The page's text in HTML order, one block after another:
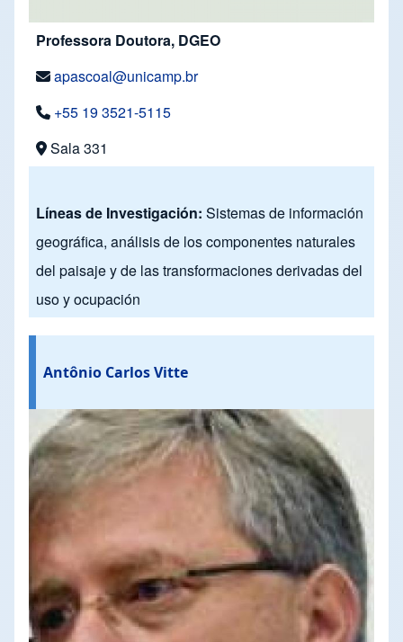
Professora Doutora, DGEO
apascoal@unicamp.br
+55 19 3521-5115
Sala 331
Líneas de Investigación: Sistemas de información
geográfica, análisis de los componentes naturales
del paisaje y de las transformaciones derivadas del
uso y ocupación
Antônio Carlos Vitte